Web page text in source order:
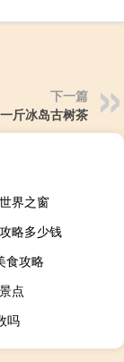
下一篇
一斤冰岛古树茶
界之窗
略多少钱
食攻略
点
吗